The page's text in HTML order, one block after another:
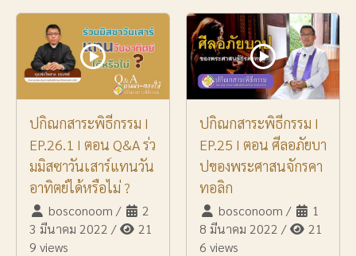
ปกิณกสาระพิธีกรรม I
EP.26.1 I ตอน Q&A ร่ว
มมิสซาวันเสาร์แทนวัน
อาทิตย์ได้หรือไม่ ?
bosconoom /
2
3 มีนาคม 2022 /
21
9 views
ปกิณกสาระพิธีกรรม I
EP.25 I ตอน ศีลอภัยบา
ปของพระศาสนจักรคา
ทอลิก
bosconoom /
1
8 มีนาคม 2022 /
21
6 views